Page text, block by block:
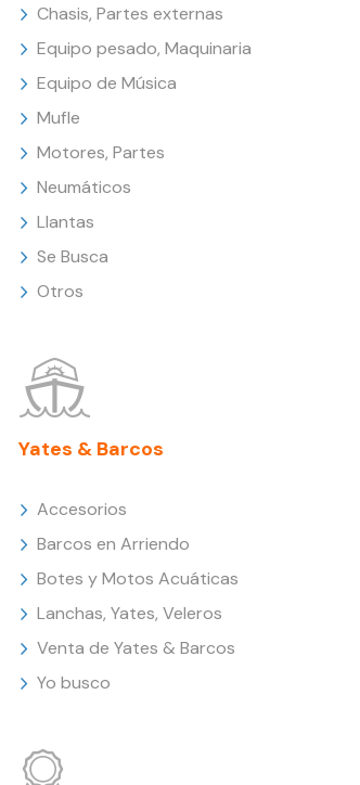
Chasis, Partes externas
Equipo pesado, Maquinaria
Equipo de Música
Mufle
Motores, Partes
Neumáticos
Llantas
Se Busca
Otros
Yates & Barcos
Accesorios
Barcos en Arriendo
Botes y Motos Acuáticas
Lanchas, Yates, Veleros
Venta de Yates & Barcos
Yo busco